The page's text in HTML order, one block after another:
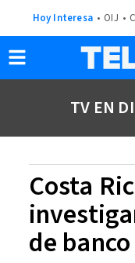
Hoy Interesa OIJ
TV EN
Costa
de